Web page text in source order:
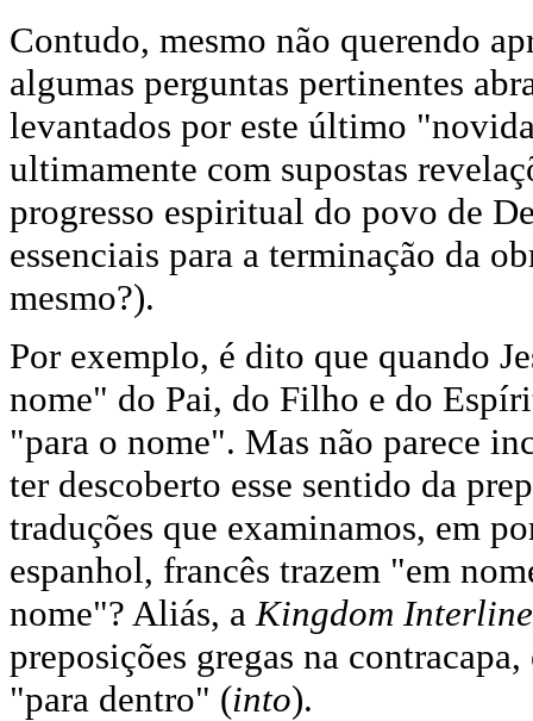
Contudo, mesmo não querendo
algumas perguntas pertinentes
levantados por este último
ultimamente com supostas
progresso espiritual do povo de
essenciais para a terminação da
mesmo?).
Por exemplo, é dito que quando
nome" do Pai, do Filho e do
"para o nome". Mas não parece
ter descoberto esse sentido da
traduções que examinamos, em
espanhol, francês trazem "em
nome"? Aliás, aKingdom
preposições gregas na
"para dentro" (into).